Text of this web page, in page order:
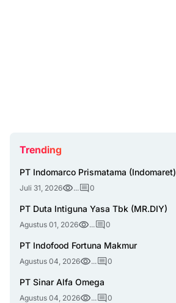
Trending
PT Indomarco Prismatama (Indomaret)
Juli 31, 2026 ... 0
PT Duta Intiguna Yasa Tbk (MR.DIY)
Agustus 01, 2026 ... 0
PT Indofood Fortuna Makmur
Agustus 04, 2026 ... 0
PT Sinar Alfa Omega
Agustus 04, 2026 ... 0